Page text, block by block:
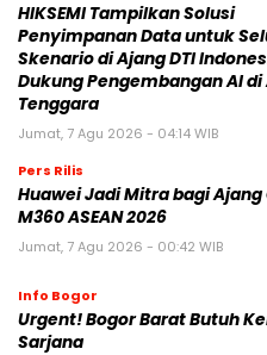
HIKSEMI Tampilkan Solusi
Penyimpanan Data untuk
Skenario di Ajang DTI
Dukung Pengembangan AI di
Tenggara
Jumat, 7 Agu 2026 - 04:14 WIB
Pers Rilis
Huawei Jadi Mitra bagi Ajang
M360 ASEAN 2026
Jumat, 7 Agu 2026 - 00:42 WIB
Info Bogor
Urgent! Bogor Barat Butuh
Sarjana